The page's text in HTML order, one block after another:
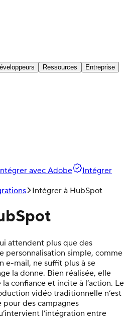
Ressources Entreprise
avec Adobe
Intégrer
Intégrer à HubSpot
attendent plus que des
personnalisation simple, comme
e-mail, ne suffit plus à se
la donne. Bien réalisée, elle
confiance et incite à l’action. Le
vidéo traditionnelle n’est
pour des campagnes
l’intégration entre